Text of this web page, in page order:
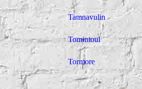
Tamnavulin
Tomintoul
Tormore